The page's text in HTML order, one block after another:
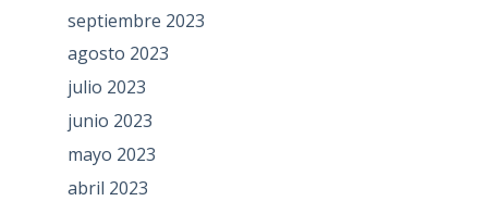
septiembre 2023
agosto 2023
julio 2023
junio 2023
mayo 2023
abril 2023